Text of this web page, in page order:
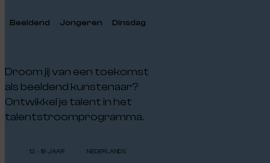
Beeldend Jongeren Dinsdag
Droom jij van een toekomst
als beeldend kunstenaar?
Ontwikkel je talent in het
talentstroomprogramma.
12 - 18 JAAR NEDERLANDS